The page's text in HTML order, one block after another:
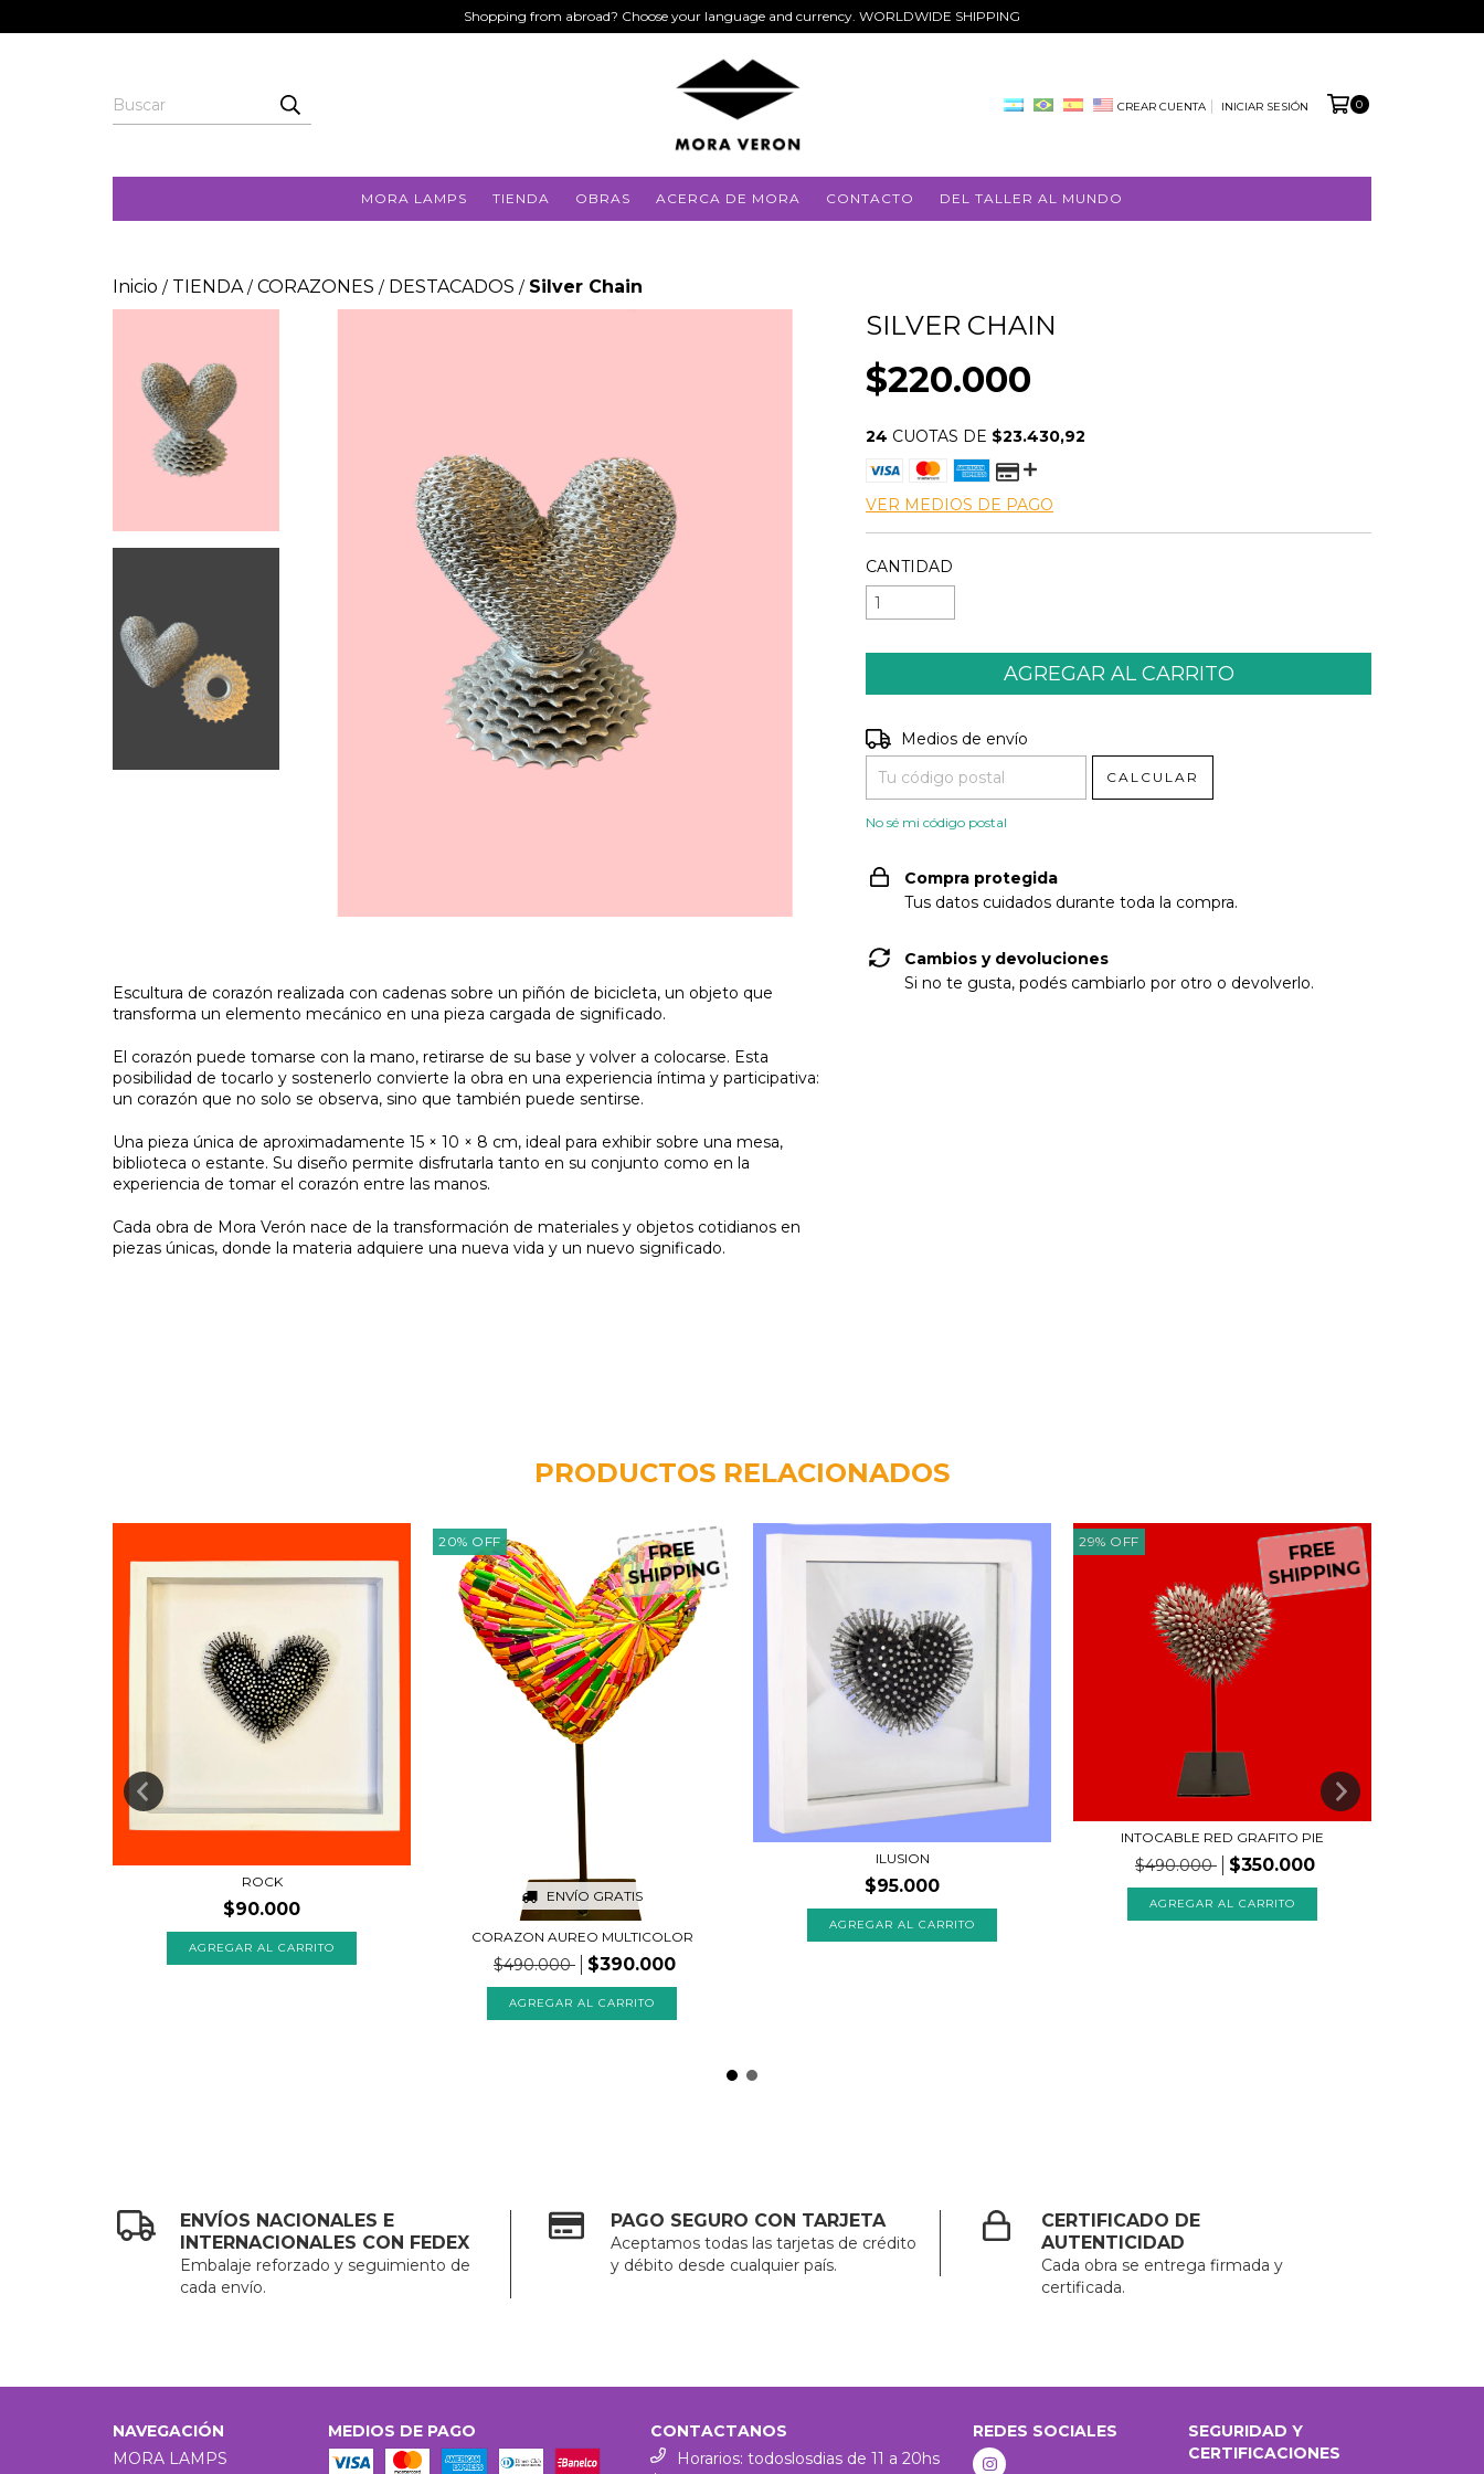
Shopping from abroad? Choose your language and currency. WORLDWIDE SHIPPING
CREAR CUENTA INICIAR SESIÓN 0
MORA LAMPS TIENDA OBRAS ACERCA DE MORA CONTACTO DEL TALLER AL MUNDO
Inicio / TIENDA / CORAZONES / DESTACADOS / Silver Chain
Escultura de corazón realizada con cadenas sobre un piñón de bicicleta, un objeto que
transforma un elemento mecánico en una pieza cargada de significado.
El corazón puede tomarse con la mano, retirarse de su base y volver a colocarse. Esta
posibilidad de tocarlo y sostenerlo convierte la obra en una experiencia íntima y participativa:
un corazón que no solo se observa, sino que también puede sentirse.
Una pieza única de aproximadamente 15 × 10 × 8 cm, ideal para exhibir sobre una mesa,
biblioteca o estante. Su diseño permite disfrutarla tanto en su conjunto como en la
experiencia de tomar el corazón entre las manos.
Cada obra de Mora Verón nace de la transformación de materiales y objetos cotidianos en
piezas únicas, donde la materia adquiere una nueva vida y un nuevo significado.
SILVER CHAIN
$220.000
24 CUOTAS DE $23.430,92
VER MEDIOS DE PAGO
CANTIDAD
Entregas para el CP:
Medios de envío
CALCULAR
No sé mi código postal
Compra protegida
Tus datos cuidados durante toda la compra.
Cambios y devoluciones
Si no te gusta, podés cambiarlo por otro o devolverlo.
PRODUCTOS RELACIONADOS
ROCK
$90.000
AGREGAR AL CARRITO
20% OFF
ENVÍO GRATIS
FREE
SHIPPING
CORAZON AUREO MULTICOLOR
$490.000 $390.000
ILUSION
$95.000
29% OFF FREE
SHIPPING
INTOCABLE RED GRAFITO PIE
$490.000 $350.000
ENVÍOS NACIONALES E
INTERNACIONALES CON FEDEX
Embalaje reforzado y seguimiento de
cada envío.
PAGO SEGURO CON TARJETA
Aceptamos todas las tarjetas de crédito
y débito desde cualquier país.
CERTIFICADO DE
AUTENTICIDAD
Cada obra se entrega firmada y
certificada.
NAVEGACIÓN
MORA LAMPS
MEDIOS DE PAGO
CONTACTANOS
Horarios: todoslosdias de 11 a 20hs
REDES SOCIALES
SEGURIDAD Y
CERTIFICACIONES